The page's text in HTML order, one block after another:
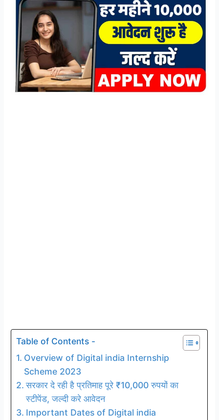
Table of Contents -
Overview of Digital india Internship
Scheme 2023
सरकार दे रही है प्रतिमाह पूरे ₹10,000 रुपयों का
स्टीपेंड, जल्दी करे आवेदन
Important Dates of Digital india